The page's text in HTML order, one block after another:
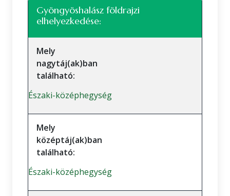
Gyöngyöshalász földrajzi
elhelyezkedése:
Mely
nagytáj(ak)ban
található:
Északi-középhegység
Mely
középtáj(ak)ban
található:
Északi-középhegység